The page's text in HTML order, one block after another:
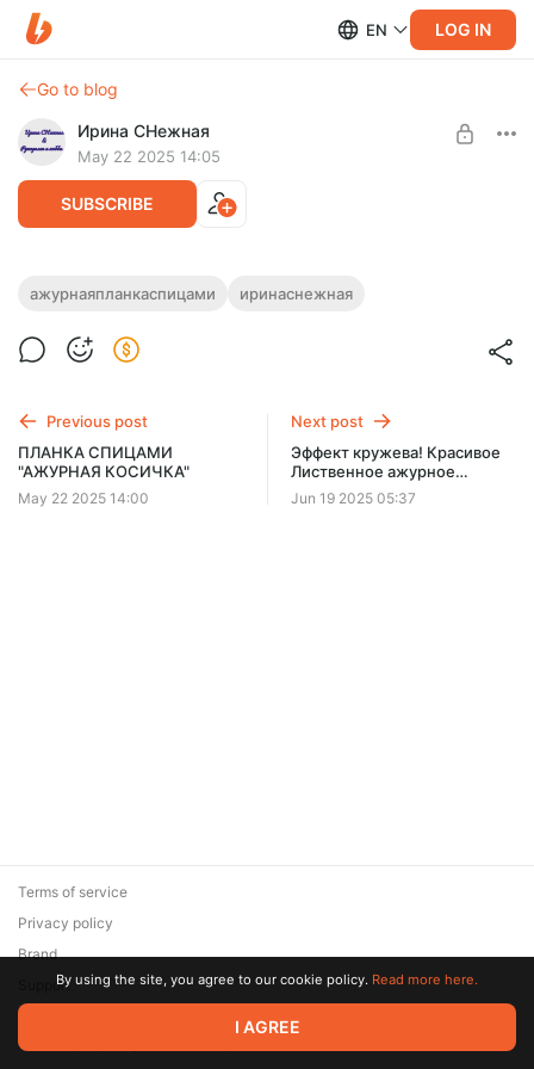
EN LOG IN
Go to blog
Ирина СНежная
May 22 2025 14:05
SUBSCRIBE
ЛЕТНИЙ ШИК - ПЛАНКА СПИЦАМИ
Летний фаворит - планка с ажурными листочками и
СБОРНИК КРАСИВЫХ ПЛАНОК
ажурнаяпланкаспицами иринаснежная
Previous post
ПЛАНКА СПИЦАМИ
"АЖУРНАЯ КОСИЧКА"
May 22 2025 14:00
Next post
Эффект кружева! Красивое
Лиственное ажурное
полотно спицами Ирина
СНежная
Jun 19 2025 05:37
© 2026 Zaya Solutions Limited. All rights reserved. All trademarks
are the property of their respective owners.
Terms of service
Privacy policy
Brand
SupportBy using the site, you agree to our cookie policy. Read more here.
I AGREE